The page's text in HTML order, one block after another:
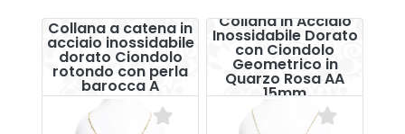
Collana a catena in
acciaio inossidabile
dorato Ciondolo
rotondo con perla
barocca A
Collana in Acciaio
Inossidabile Dorato
con Ciondolo
Geometrico in
Quarzo Rosa AA
15mm